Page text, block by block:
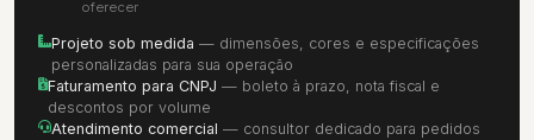
oferecer
Projeto sob medida — dimensões, cores e especificações
personalizadas para sua operação
Faturamento para CNPJ — boleto à prazo, nota fiscal e
descontos por volume
Atendimento comercial — consultor dedicado para pedidos